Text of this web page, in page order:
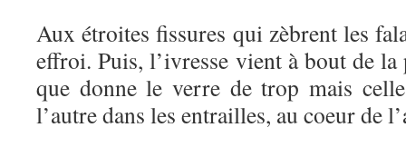
Aux étroites fissures qui zèbrent les
effroi. Puis, l’ivresse vient à bout de la
que donne le verre de trop mais
l’autre dans les entrailles, au coeur de